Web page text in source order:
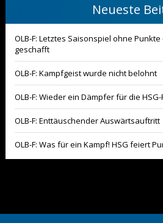
Neueste
OLB-F: Letztes Saisonspiel ohne
geschafft
OLB-F: Kampfgeist wurde nicht belohnt
OLB-F: Wieder ein Dämpfer für die
OLB-F: Enttäuschender Auswärtsauftritt
OLB-F: Was für ein Kampf! HSG feiert